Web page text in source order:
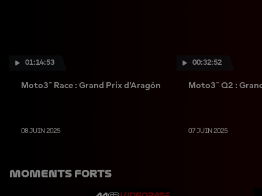
01:14:53
Moto3™ Race : Grand Prix d'Aragón
08 JUIN 2025
00:32:52
Moto3™ Q2 :
07 JUIN 2025
Moments Forts